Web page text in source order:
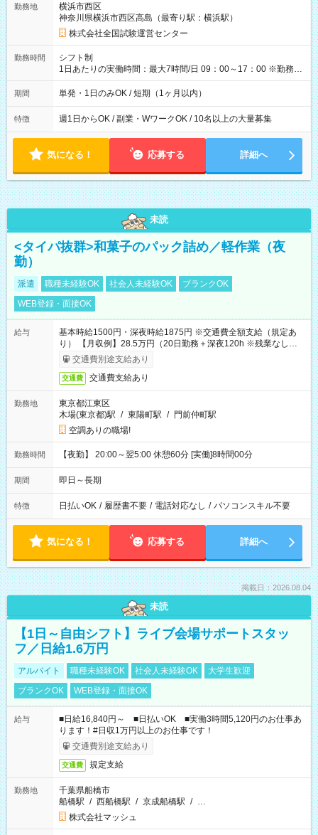
例】 ・河合塾模擬試験 8:30～17:30（休憩1時間） 時給1,300円
×8時間＝日収10,400円＋交通費 ※当日の役割により時給＋100
円の場合あり ・国家試験 7:00～13:30（休憩なし） 時給1,300
円（役割手当＋100円）×6時間＝日収8,400円＋交通費 【試用期
間】試用期間なし
勤務地
横浜市西区
神奈川県横浜市西区高島（最寄り駅：横浜駅）
株式会社全国試験運営センター
勤務時間
シフト制
1日あたりの実働時間：最大7時間/日 09：00～17：00 ※勤務時
間は 試験により異なります。
期間 単発・1日のみOK / 短期（1ヶ月以内）
特徴 週1日からOK / 副業・WワークOK / 10名以上の大量募集
気になる！ 応募する 詳細へ
未読
<タイパ抜群>和菓子のパック詰め／軽作業（夜
勤）
派遣 職種未経験OK 社会人未経験OK
ブランクOK
WEB登録・面接OK
給与
基本時給1500円・深夜時給1875円 ※交通費全額支給（規定あ
り） 【月収例】28.5万円（20日勤務＋深夜120h ※残業なしの場
合）交通費別途支給あり
交通費 交通費支給あり
勤務地
東京都江東区
木場(東京都)駅 / 東陽町駅 / 門前仲町駅
空調ありの職場!
勤務時間 【夜勤】 20:00～翌5:00 休憩60分 [実働]8時間00分
期間 即日～長期
特徴 日払いOK / 履歴書不要 / 電話対応なし / パソコンスキル不要
気になる！ 応募する 詳細へ
掲載日：2026.08.04
未読
【1日～自由シフト】ライブ会場サポートスタッ
フ／日給1.6万円
アルバイト 職種未経験OK 社会人未経験OK
大学生歓迎
ブランクOK
WEB登録・面接OK
給与
■日給16,840円～ ■日払いOK ■実働3時間5,120円のお仕事あ
ります！#日収1万円以上のお仕事です！
交通費別途支給あり
交通費 規定支給
勤務地
千葉県船橋市
船橋駅 / 西船橋駅 / 京成船橋駅 / …
株式会社マッシュ